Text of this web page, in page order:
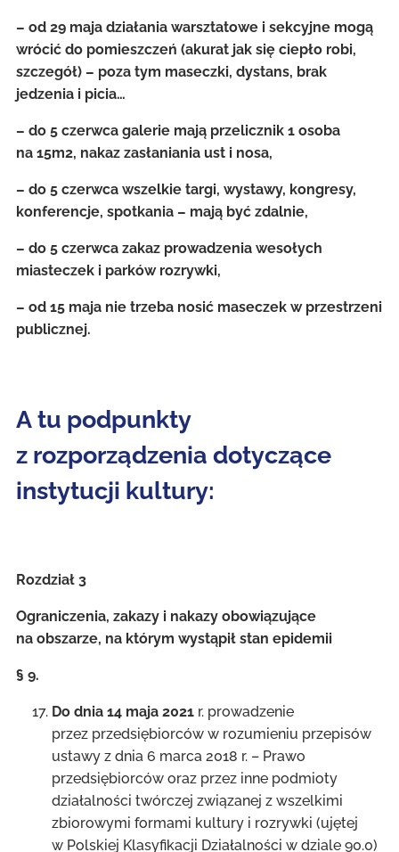
– od 29 maja działania warsztatowe i sekcyjne mogą
wrócić do pomieszczeń (akurat jak się ciepło robi,
szczegół) – poza tym maseczki, dystans, brak
jedzenia i picia…
– do 5 czerwca galerie mają przelicznik 1 osoba
na 15m2, nakaz zasłaniania ust i nosa,
– do 5 czerwca wszelkie targi, wystawy, kongresy,
konferencje, spotkania – mają być zdalnie,
– do 5 czerwca zakaz prowadzenia wesołych
miasteczek i parków rozrywki,
– od 15 maja nie trzeba nosić maseczek w przestrzeni
publicznej.
A tu podpunkty
z rozporządzenia dotyczące
instytucji kultury:
Rozdział 3
Ograniczenia, zakazy i nakazy obowiązujące
na obszarze, na którym wystąpił stan epidemii
§ 9.
Do dnia 14 maja 2021 r. prowadzenie
przez przedsiębiorców w rozumieniu przepisów
ustawy z dnia 6 marca 2018 r. – Prawo
przedsiębiorców oraz przez inne podmioty
działalności twórczej związanej z wszelkimi
zbiorowymi formami kultury i rozrywki (ujętej
w Polskiej Klasyfikacji Działalności w dziale 90.0)